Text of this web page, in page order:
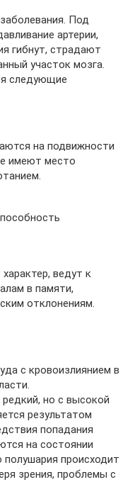
Под
артерии,
гибнут, страдают
участок мозга.
следующие
на подвижности
имеют место
ведут к
в памяти,
отклонениям.
с кровоизлиянием в
но с высокой
результатом
попадания
на состоянии
полушария происходит
зрения, проблемы с